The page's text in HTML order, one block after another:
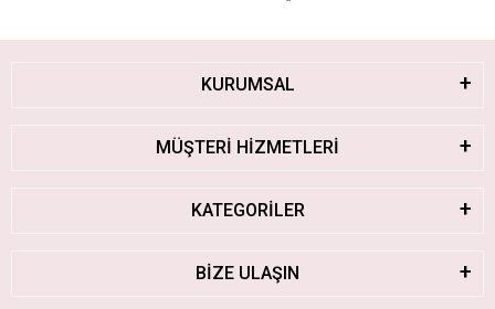
KURUMSAL
MÜŞTERİ HİZMETLERİ
KATEGORİLER
BİZE ULAŞIN